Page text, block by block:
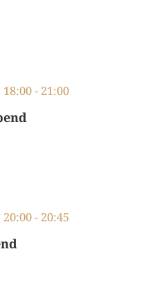
- 21:00
- 20:45